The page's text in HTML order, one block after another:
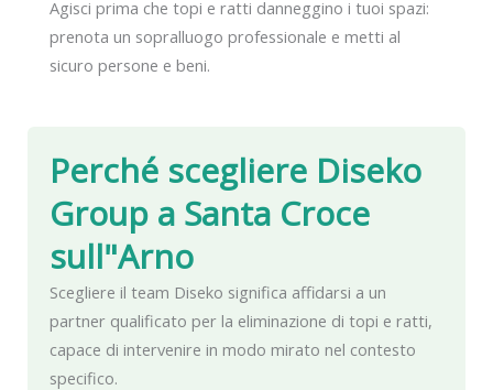
Perché scegliere Diseko
Group a Santa Croce
sull"Arno
Scegliere il team Diseko significa affidarsi a un
partner qualificato per la eliminazione di topi e ratti,
capace di intervenire in modo mirato nel contesto
specifico.
Agisci prima che topi e ratti danneggino i tuoi spazi:
prenota un sopralluogo professionale e metti al
sicuro persone e beni.